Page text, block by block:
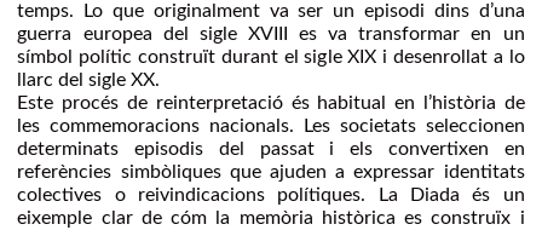
temps. Lo que originalment va ser un episodi dins d’una
guerra europea del sigle XVIII es va transformar en un
símbol polític construït durant el sigle XIX i desenrollat a lo
llarc del sigle XX.
Este procés de reinterpretació és habitual en l’història de
les commemoracions nacionals. Les societats seleccionen
determinats episodis del passat i els convertixen en
referències simbòliques que ajuden a expressar identitats
colectives o reivindicacions polítiques. La Diada és un
eixemple clar de cóm la memòria històrica es construïx i